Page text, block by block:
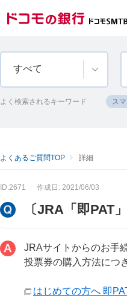
すべて
よく検索されるキーワード ス
よくあるご質問TOP 詳細
ID:2671 作成日: 2021/06/03
〔JRA「即PAT
JRAサイトからのお手
投票券の購入方法につ
はじめての方へ 即